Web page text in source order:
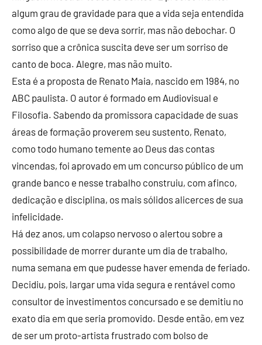
algum grau de gravidade para que a vida seja entendida
como algo de que se deva sorrir, mas não debochar. O
sorriso que a crônica suscita deve ser um sorriso de
canto de boca. Alegre, mas não muito.
Esta é a proposta de Renato Maia, nascido em 1984, no
ABC paulista. O autor é formado em Audiovisual e
Filosofia. Sabendo da promissora capacidade de suas
áreas de formação proverem seu sustento, Renato,
como todo humano temente ao Deus das contas
vincendas, foi aprovado em um concurso público de um
grande banco e nesse trabalho construiu, com afinco,
dedicação e disciplina, os mais sólidos alicerces de sua
infelicidade.
Há dez anos, um colapso nervoso o alertou sobre a
possibilidade de morrer durante um dia de trabalho,
numa semana em que pudesse haver emenda de feriado.
Decidiu, pois, largar uma vida segura e rentável como
consultor de investimentos concursado e se demitiu no
exato dia em que seria promovido. Desde então, em vez
de ser um proto-artista frustrado com bolso de